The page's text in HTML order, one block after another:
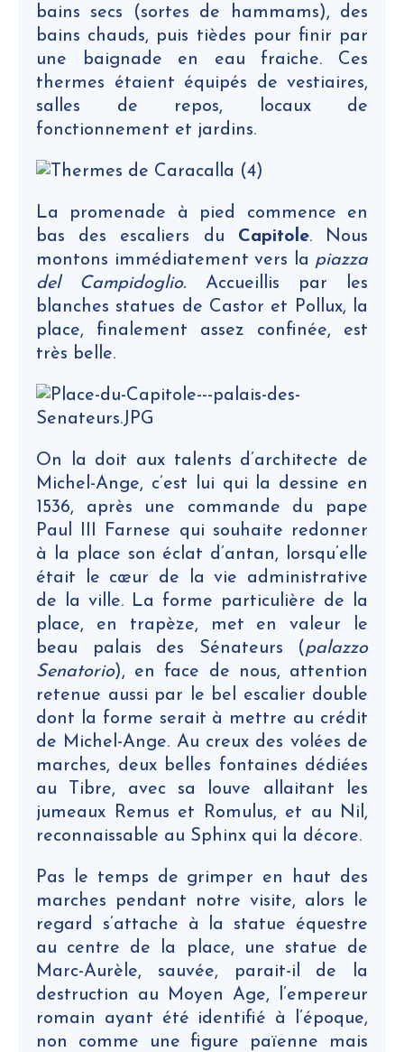
bains secs (sortes de hammams), des
bains chauds, puis tièdes pour finir par
une baignade en eau fraiche. Ces
thermes étaient équipés de vestiaires,
salles de repos, locaux de
fonctionnement et jardins.
La promenade à pied commence en
bas des escaliers du Capitole. Nous
montons immédiatement vers la piazza
del Campidoglio. Accueillis par les
blanches statues de Castor et Pollux, la
place, finalement assez confinée, est
très belle.
On la doit aux talents d’architecte de
Michel-Ange, c’est lui qui la dessine en
1536, après une commande du pape
Paul III Farnese qui souhaite redonner
à la place son éclat d’antan, lorsqu’elle
était le cœur de la vie administrative
de la ville. La forme particulière de la
place, en trapèze, met en valeur le
beau palais des Sénateurs (palazzo
Senatorio), en face de nous, attention
retenue aussi par le bel escalier double
dont la forme serait à mettre au crédit
de Michel-Ange. Au creux des volées de
marches, deux belles fontaines dédiées
au Tibre, avec sa louve allaitant les
jumeaux Remus et Romulus, et au Nil,
reconnaissable au Sphinx qui la décore.
Pas le temps de grimper en haut des
marches pendant notre visite, alors le
regard s’attache à la statue équestre
au centre de la place, une statue de
Marc-Aurèle, sauvée, parait-il de la
destruction au Moyen Age, l’empereur
romain ayant été identifié à l’époque,
non comme une figure païenne mais